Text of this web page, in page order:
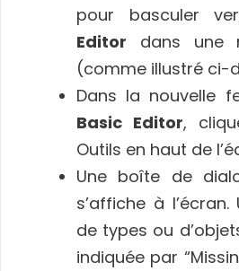
pour basculer
Editor dans une
(comme illustré ci-
Dans la nouvelle
Basic Editor,
Outils en haut de
Une boîte de
s’affiche à
de types ou
indiquée par